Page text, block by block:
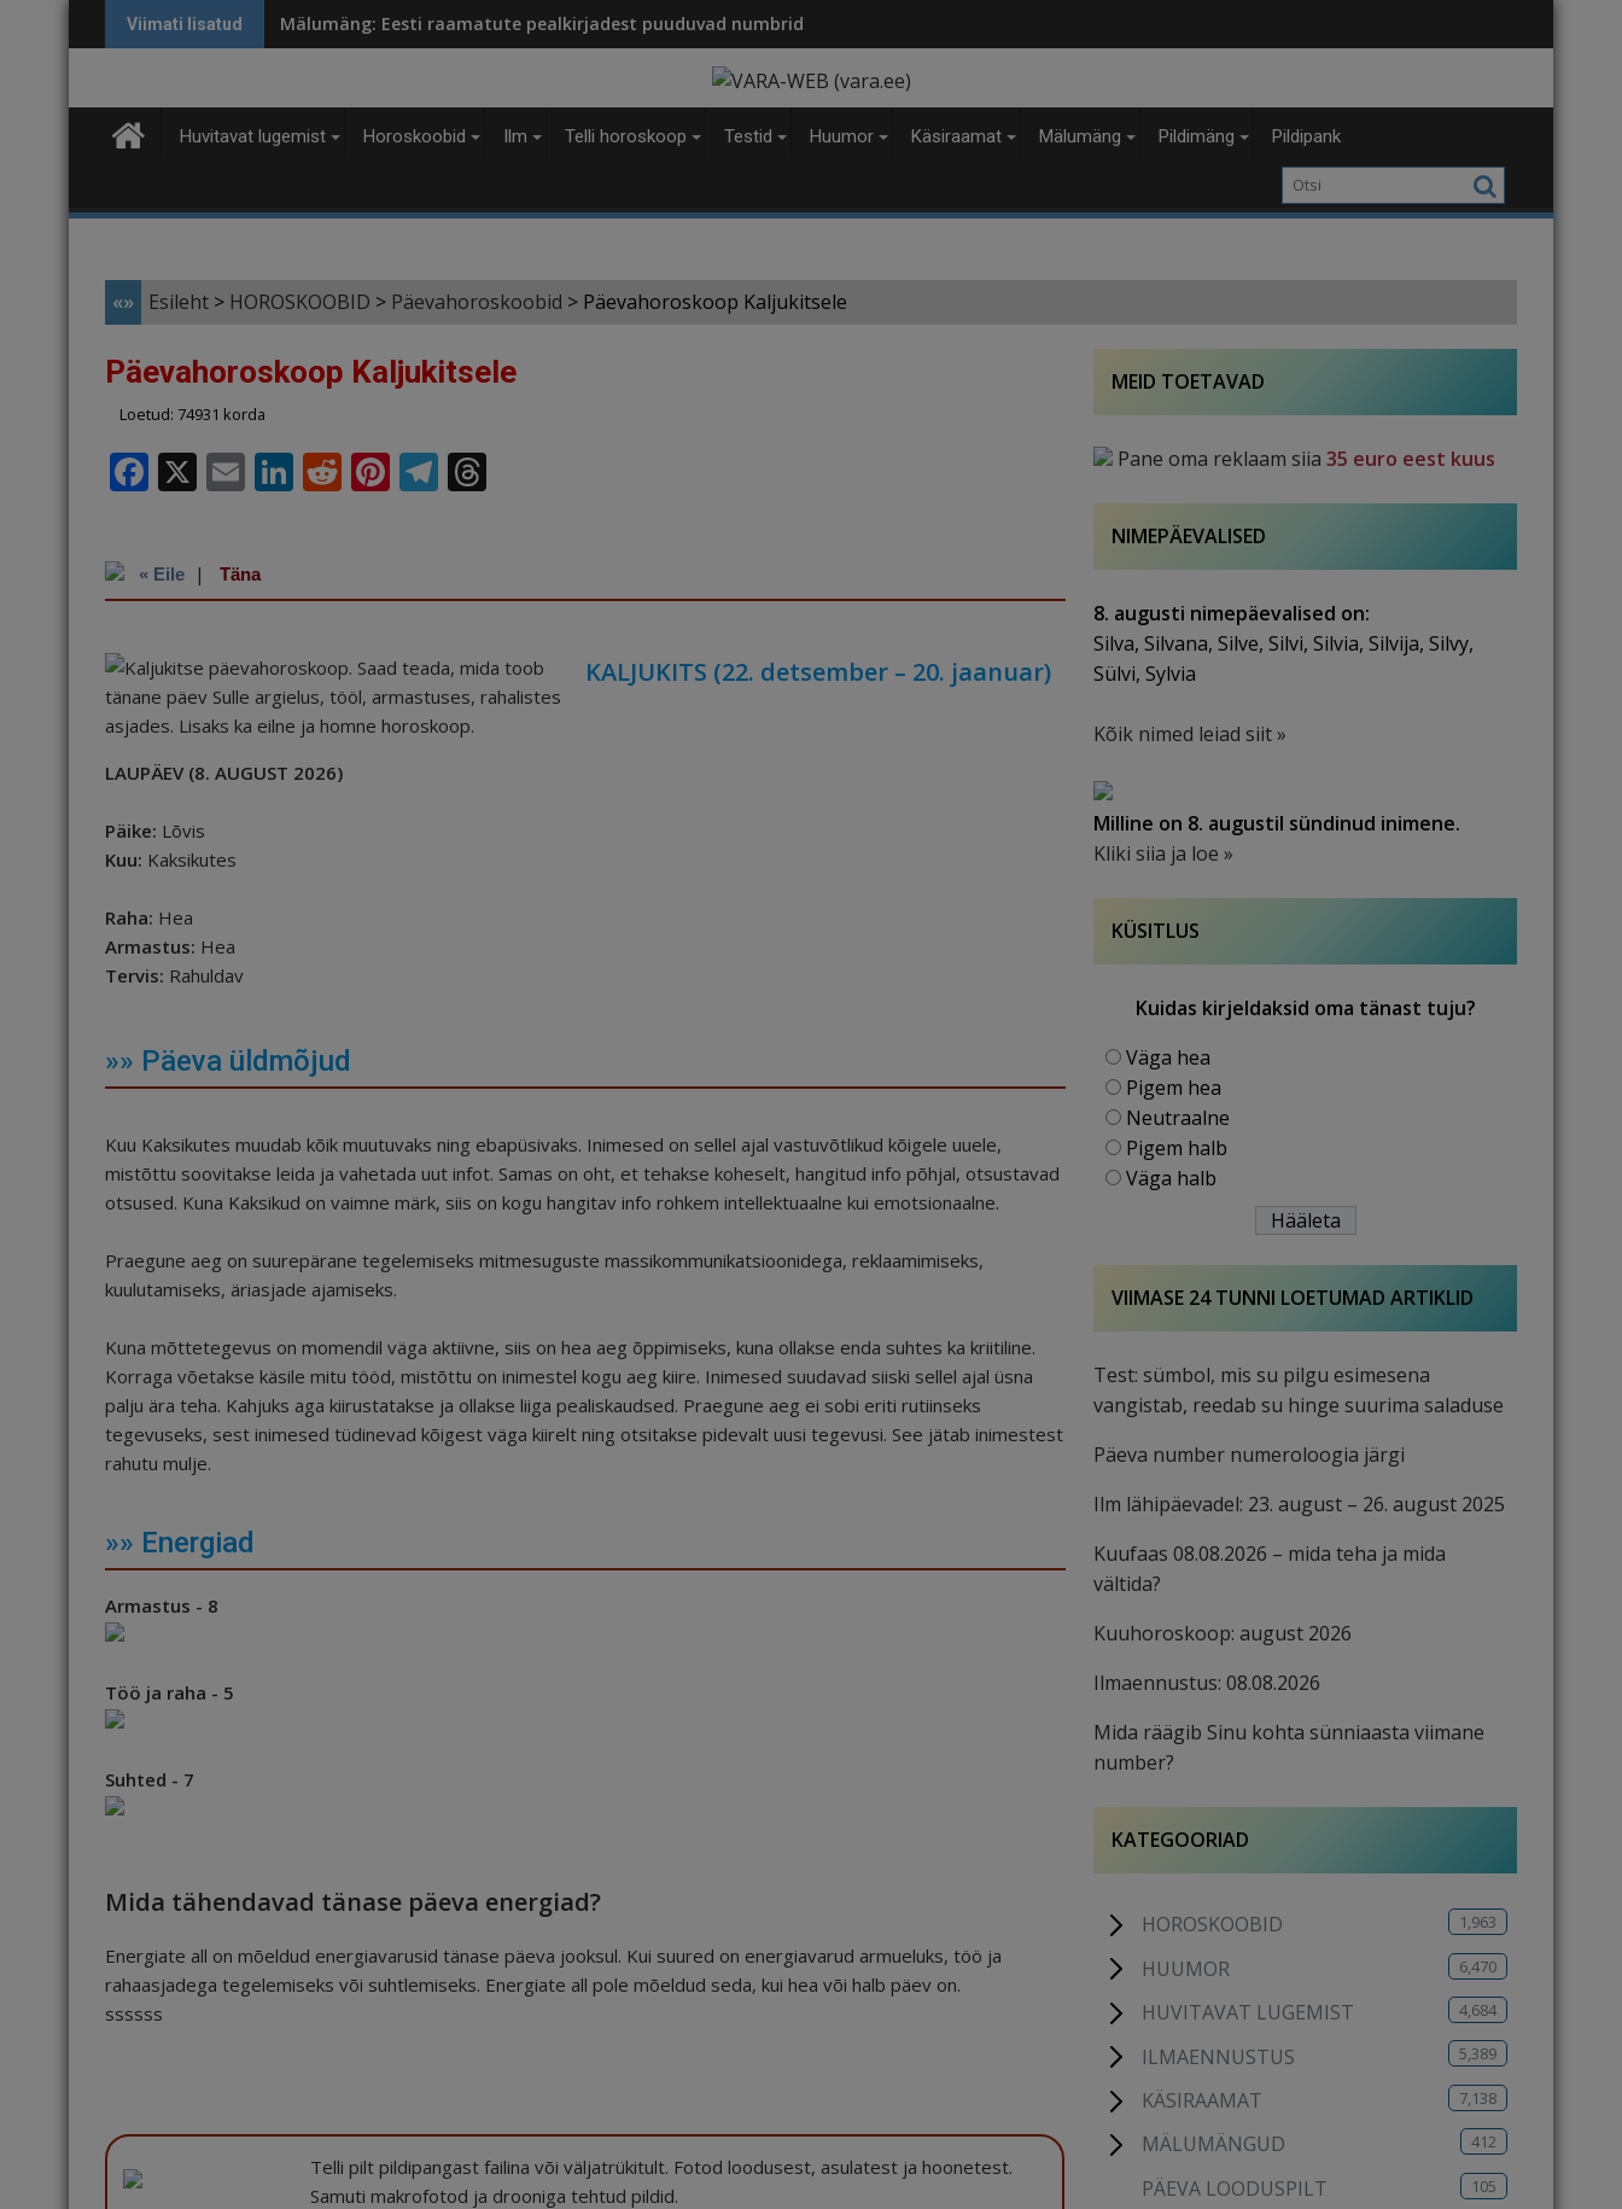
to
Viimati lisatud Mälumäng: Eesti raamatute pealkirjadest puuduvad numbrid
Huvitavat lugemist Horoskoobid Ilm Telli horoskoop Testid Huumor Käsiraamat Mälumäng Pildimäng Pildipank
«» Esileht > HOROSKOOBID > Päevahoroskoobid > Päevahoroskoop Kaljukitsele
Päevahoroskoop Kaljukitsele
Loetud: 74931 korda
F
e
o
o
k
X E
l
Li
e
n
R
di
Pi
r
st
T
g
m
e
d
s
« Eile | Täna
KALJUKITS (22. detsember – 20. jaanuar)
LAUPÄEV (8. AUGUST 2026)
Päike: Lõvis
Kuu: Kaksikutes
Raha: Hea
Armastus: Hea
Tervis: Rahuldav
»» Päeva üldmõjud
Kuu Kaksikutes muudab kõik muutuvaks ning ebapüsivaks. Inimesed on sellel ajal vastuvõtlikud kõigele uuele,
mistõttu soovitakse leida ja vahetada uut infot. Samas on oht, et tehakse koheselt, hangitud info põhjal, otsustavad
otsused. Kuna Kaksikud on vaimne märk, siis on kogu hangitav info rohkem intellektuaalne kui emotsionaalne.
Praegune aeg on suurepärane tegelemiseks mitmesuguste massikommunikatsioonidega, reklaamimiseks,
kuulutamiseks, äriasjade ajamiseks.
Kuna mõttetegevus on momendil väga aktiivne, siis on hea aeg õppimiseks, kuna ollakse enda suhtes ka kriitiline.
Korraga võetakse käsile mitu tööd, mistõttu on inimestel kogu aeg kiire. Inimesed suudavad siiski sellel ajal üsna
palju ära teha. Kahjuks aga kiirustatakse ja ollakse liiga pealiskaudsed. Praegune aeg ei sobi eriti rutiinseks
tegevuseks, sest inimesed tüdinevad kõigest väga kiirelt ning otsitakse pidevalt uusi tegevusi. See jätab inimestest
rahutu mulje.
»» Energiad
Armastus - 8
Töö ja raha - 5
Suhted - 7
Mida tähendavad tänase päeva energiad?
Energiate all on mõeldud energiavarusid tänase päeva jooksul. Kui suured on energiavarud armueluks, töö ja
rahaasjadega tegelemiseks või suhtlemiseks. Energiate all pole mõeldud seda, kui hea või halb päev on.
ssssss
Telli pilt pildipangast failina või väljatrükitult. Fotod loodusest, asulatest ja hoonetest.
Samuti makrofotod ja drooniga tehtud pildid.
MEID TOETAVAD
Pane oma reklaam siia 35 euro eest kuus
NIMEPÄEVALISED
8. augusti nimepäevalised on:
Silva, Silvana, Silve, Silvi, Silvia, Silvija, Silvy,
Sülvi, Sylvia
Kõik nimed leiad siit »
Milline on 8. augustil sündinud inimene.
Kliki siia ja loe »
KÜSITLUS
Kuidas kirjeldaksid oma tänast tuju?
Väga hea
Pigem hea
Neutraalne
Pigem halb
Väga halb
VIIMASE 24 TUNNI LOETUMAD ARTIKLID
Test: sümbol, mis su pilgu esimesena
vangistab, reedab su hinge suurima saladuse
Päeva number numeroloogia järgi
Ilm lähipäevadel: 23. august – 26. august 2025
Kuufaas 08.08.2026 – mida teha ja mida
vältida?
Kuuhoroskoop: august 2026
Ilmaennustus: 08.08.2026
Mida räägib Sinu kohta sünniaasta viimane
number?
KATEGOORIAD
HOROSKOOBID 1,963
HUUMOR 6,470
HUVITAVAT LUGEMIST 4,684
ILMAENNUSTUS 5,389
KÄSIRAAMAT 7,138
MÄLUMÄNGUD 412
PÄEVA LOODUSPILT 105